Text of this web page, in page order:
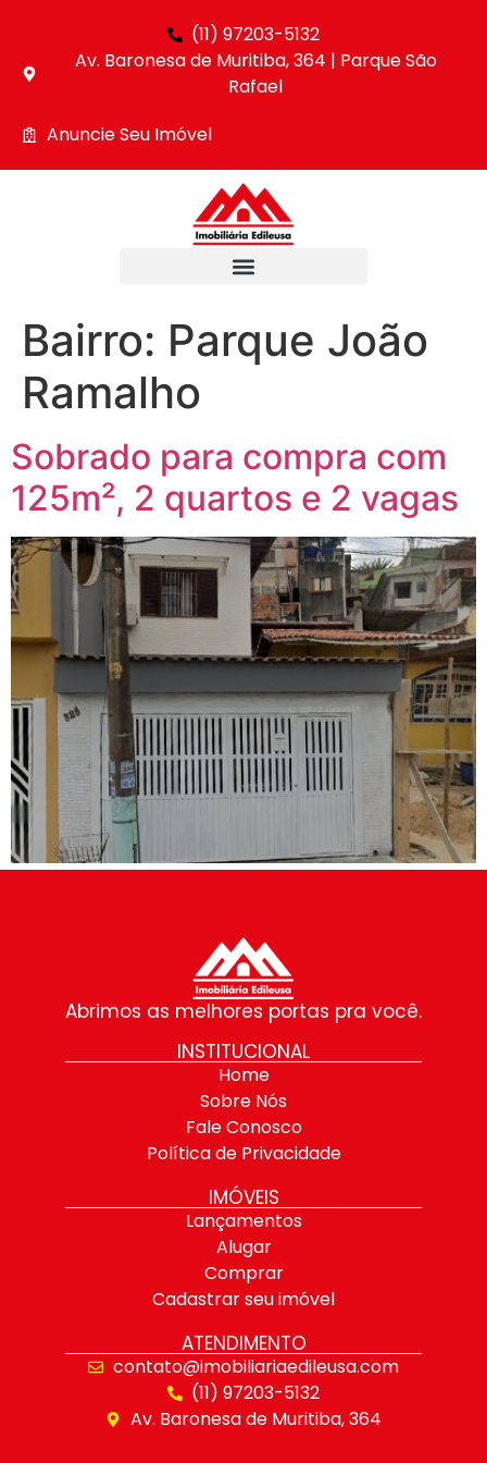
(11) 97203-5132
Av. Baronesa de Muritiba, 364 | Parque São
Rafael
Anuncie Seu Imóvel
Bairro: Parque João
Ramalho
Sobrado para compra com
125m², 2 quartos e 2 vagas
Abrimos as melhores portas pra você.
INSTITUCIONAL
Home
Sobre Nós
Fale Conosco
Política de Privacidade
IMÓVEIS
Lançamentos
Alugar
Comprar
Cadastrar seu imóvel
ATENDIMENTO
contato@imobiliariaedileusa.com
(11) 97203-5132
Av. Baronesa de Muritiba, 364